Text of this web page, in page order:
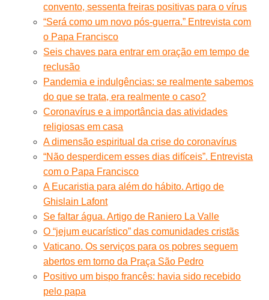
convento, sessenta freiras positivas para o vírus
“Será como um novo pós-guerra.” Entrevista com
o Papa Francisco
Seis chaves para entrar em oração em tempo de
reclusão
Pandemia e indulgências: se realmente sabemos
do que se trata, era realmente o caso?
Coronavírus e a importância das atividades
religiosas em casa
A dimensão espiritual da crise do coronavírus
“Não desperdicem esses dias difíceis”. Entrevista
com o Papa Francisco
A Eucaristia para além do hábito. Artigo de
Ghislain Lafont
Se faltar água. Artigo de Raniero La Valle
O “jejum eucarístico” das comunidades cristãs
Vaticano. Os serviços para os pobres seguem
abertos em torno da Praça São Pedro
Positivo um bispo francês: havia sido recebido
pelo papa